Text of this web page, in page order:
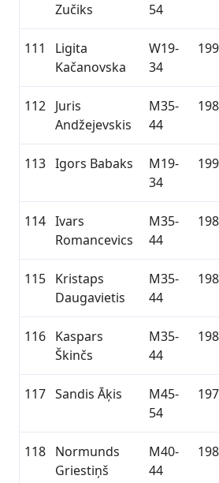
Zučiks
54
111
Ligita
Kačanovska
W19-
34
112 Juris
Andžejevskis
M35-
44
113 Igors Babaks
M19-
34
114 Ivars
Romancevics
M35-
44
115 Kristaps
Daugavietis
M35-
44
116 Kaspars
Škinčs
M35-
44
117 Sandis Āķis
M45-
54
118 Normunds
Griestiņš
M40-
44